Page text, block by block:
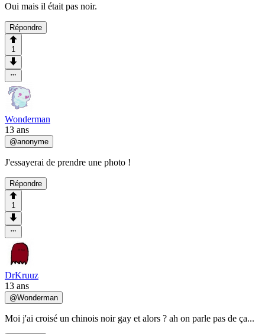
Oui mais il était pas noir.
Répondre
1
Wonderman
13 ans
@anonyme
J'essayerai de prendre une photo !
Répondre
1
DrKruuz
13 ans
@Wonderman
Moi j'ai croisé un chinois noir gay et alors ? ah on parle pas de ça...